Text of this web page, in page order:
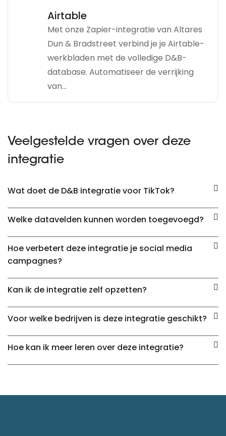
Airtable
Met onze Zapier-integratie van Altares
Dun & Bradstreet verbind je je Airtable-
werkbladen met de volledige D&B-
database. Automatiseer de verrijking
van...
Veelgestelde vragen over deze
integratie
Wat doet de D&B integratie voor TikTok?
Welke datavelden kunnen worden toegevoegd?
Hoe verbetert deze integratie je social media
campagnes?
Kan ik de integratie zelf opzetten?
Voor welke bedrijven is deze integratie geschikt?
Hoe kan ik meer leren over deze integratie?